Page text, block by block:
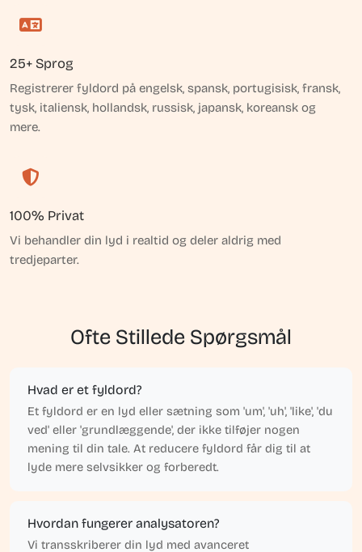
25+ Sprog
Registrerer fyldord på engelsk, spansk, portugisisk, fransk,
tysk, italiensk, hollandsk, russisk, japansk, koreansk og
mere.
100% Privat
Vi behandler din lyd i realtid og deler aldrig med
tredjeparter.
Ofte Stillede Spørgsmål
Hvad er et fyldord?
Et fyldord er en lyd eller sætning som 'um', 'uh', 'like', 'du
ved' eller 'grundlæggende', der ikke tilføjer nogen
mening til din tale. At reducere fyldord får dig til at
lyde mere selvsikker og forberedt.
Hvordan fungerer analysatoren?
Vi transskriberer din lyd med avanceret